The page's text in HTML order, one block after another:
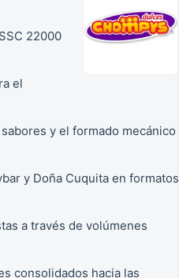
22000
el
y el formado mecánico
y Doña Cuquita en formatos
a través de volúmenes
consolidados hacia las